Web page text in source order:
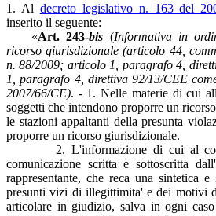
1. Al decreto legislativo n. 163 del
inserito il seguente:
«Art. 243-bis (Informativa in
ricorso giurisdizionale (articolo 44,
n. 88/2009; articolo 1, paragrafo 4,
1, paragrafo 4, direttiva 92/13/CEE
2007/66/CE). - 1. Nelle materie di cui
soggetti che intendono proporre un
le stazioni appaltanti della presunta
proporre un ricorso giurisdizionale.
2. L'informazione di cui al
comunicazione scritta e sottoscritta
rappresentante, che reca una sintetica
presunti vizi di illegittimita' e dei motivi
articolare in giudizio, salva in ogni